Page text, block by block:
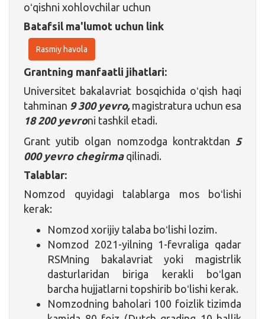
oʻqishni xohlovchilar uchun
Batafsil ma'lumot uchun link
Rasmiy havola
Grantning manfaatli jihatlari:
Universitet bakalavriat bosqichida oʻqish haqi
tahminan 9 300 yevro,magistratura uchun esa
18 200 yevroni tashkil etadi.
Grant yutib olgan nomzodga kontraktdan 5
000 yevro chegirmaqilinadi.
Talablar:
Nomzod quyidagi talablarga mos boʻlishi
kerak:
Nomzod xorijiy talaba boʻlishi lozim.
Nomzod 2021-yilning 1-fevraliga qadar
RSMning bakalavriat yoki magistrlik
dasturlaridan biriga kerakli boʻlgan
barcha hujjatlarni topshirib boʻlishi kerak.
Nomzodning baholari 100 foizlik tizimda